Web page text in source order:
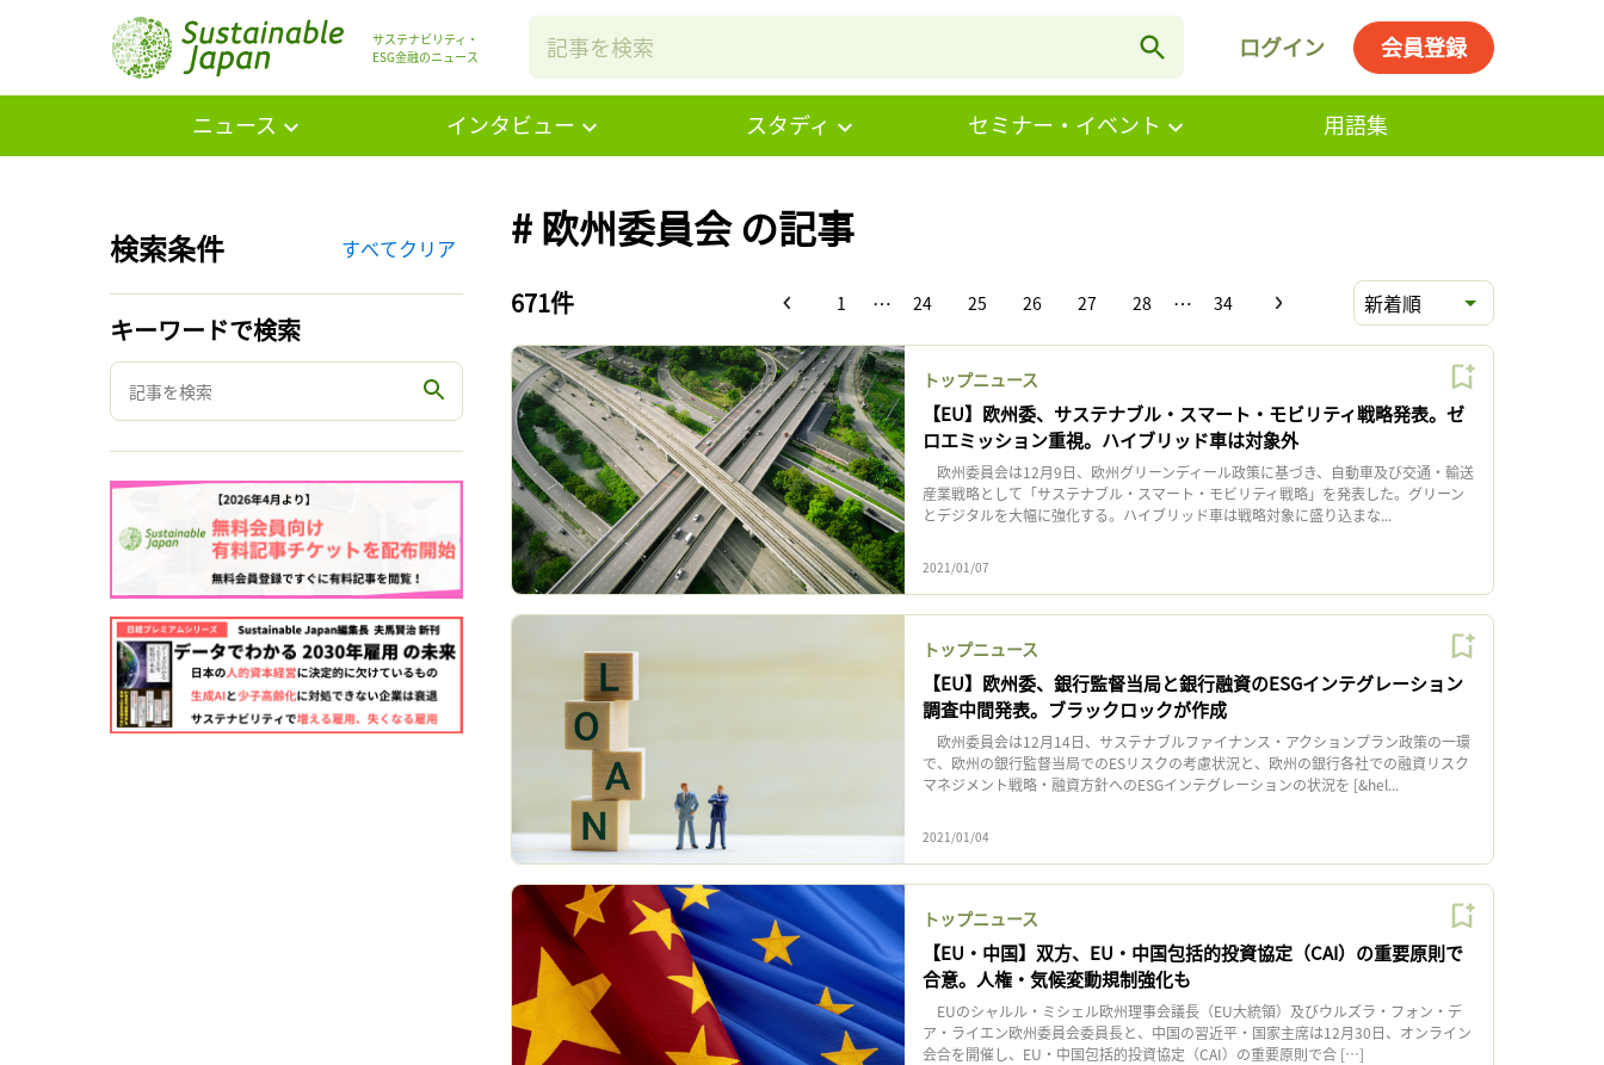
サステナビリティ・
ESG金融のニュース
ログイン 会員登録
ニュース インタビュー スタディ セミナー・イベント 用語集
検索条件 すべてクリア
キーワードで検索
# 欧州委員会 の記事
671件 1 … 24 25 26 27 28 … 34 新着順
トップニュース
【EU】欧州委、サステナブル・スマート・モビリティ戦略発表。ゼ
ロエミッション重視。ハイブリッド車は対象外
欧州委員会は12月9日、欧州グリーンディール政策に基づき、自動車及び交通・輸送
産業戦略として「サステナブル・スマート・モビリティ戦略」を発表した。グリーン
とデジタルを大幅に強化する。ハイブリッド車は戦略対象に盛り込まな...
2021/01/07
トップニュース
【EU】欧州委、銀行監督当局と銀行融資のESGインテグレーション
調査中間発表。ブラックロックが作成
欧州委員会は12月14日、サステナブルファイナンス・アクションプラン政策の一環
で、欧州の銀行監督当局でのESリスクの考慮状況と、欧州の銀行各社での融資リスク
マネジメント戦略・融資方針へのESGインテグレーションの状況を [&hel...
2021/01/04
トップニュース
【EU・中国】双方、EU・中国包括的投資協定（CAI）の重要原則で
合意。人権・気候変動規制強化も
EUのシャルル・ミシェル欧州理事会議長（EU大統領）及びウルズラ・フォン・デ
ア・ライエン欧州委員会委員長と、中国の習近平・国家主席は12月30日、オンライン
会合を開催し、EU・中国包括的投資協定（CAI）の重要原則で合 […]